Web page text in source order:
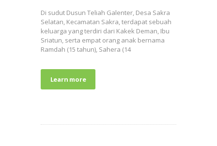
Di sudut Dusun Teliah Galenter, Desa Sakra
Selatan, Kecamatan Sakra, terdapat sebuah
keluarga yang terdiri dari Kakek Deman, Ibu
Sriatun, serta empat orang anak bernama
Ramdah (15 tahun), Sahera (14
Learn more